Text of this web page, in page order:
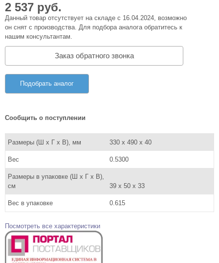
2 537 руб.
Данный товар отсутствует на складе с 16.04.2024, возможно
он снят с производства. Для подбора аналога обратитесь к
нашим консультантам.
Заказ обратного звонка
Подобрать аналог
Сообщить о поступлении
Размеры (Ш x Г x В), мм 330 х 490 х 40
Вес 0.5300
Размеры в упаковке (Ш x Г x В),
см
39 x 50 x 33
Вес в упаковке 0.615
Посмотреть все характеристики